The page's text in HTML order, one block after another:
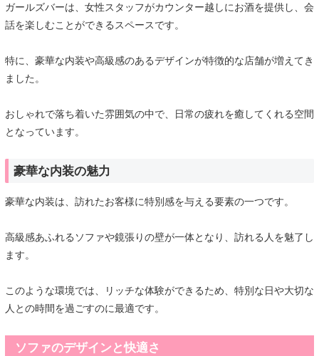
ガールズバーは、女性スタッフがカウンター越しにお酒を提供し、会
話を楽しむことができるスペースです。
特に、豪華な内装や高級感のあるデザインが特徴的な店舗が増えてき
ました。
おしゃれで落ち着いた雰囲気の中で、日常の疲れを癒してくれる空間
となっています。
豪華な内装の魅力
豪華な内装は、訪れたお客様に特別感を与える要素の一つです。
高級感あふれるソファや鏡張りの壁が一体となり、訪れる人を魅了し
ます。
このような環境では、リッチな体験ができるため、特別な日や大切な
人との時間を過ごすのに最適です。
ソファのデザインと快適さ